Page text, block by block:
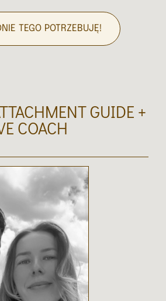
TEGO POTRZEBUJĘ!
GUIDE +
COACH​